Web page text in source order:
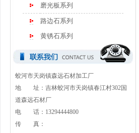
磨光板系列
路边石系列
黄锈石系列
蛟河市天岗镇森远石材加工厂
地 址：吉林蛟河市天岗镇春江村302国
道森远石材厂
电 话：13294444800
传 真：